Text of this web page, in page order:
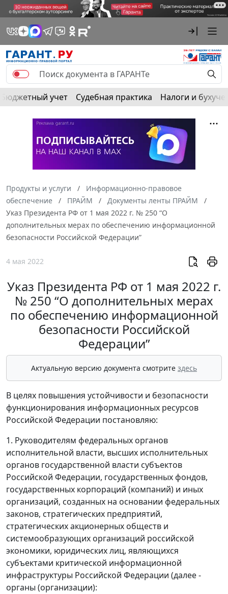
Бюджетный учет Судебная практика Налоги и
Продукты и услуги
Информационно-правовое
обеспечение
ПРАЙМ
Документы ленты ПРАЙМ
Указ Президента РФ от 1 мая 2022 г. № 250 “О
дополнительных мерах по обеспечению информационной
безопасности Российской Федерации”
4 мая 2022
Указ Президента РФ от 1 мая 2022 г.
№ 250 “О дополнительных мерах
по обеспечению информационной
безопасности Российской
Федерации”
Актуальную версию документа смотрите здесь
В целях повышения устойчивости и безопасности
функционирования информационных ресурсов
Российской Федерации постановляю:
1. Руководителям федеральных органов
исполнительной власти, высших исполнительных
органов государственной власти субъектов
Российской Федерации, государственных фондов,
государственных корпораций (компаний) и иных
организаций, созданных на основании федеральных
законов, стратегических предприятий,
стратегических акционерных обществ и
системообразующих организаций российской
экономики, юридических лиц, являющихся
субъектами критической информационной
инфраструктуры Российской Федерации (далее -
органы (организации):